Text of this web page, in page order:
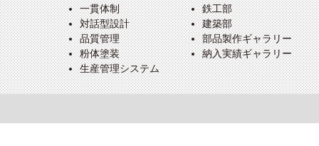
一貫体制
対話型設計
品質管理
粉体塗装
生産管理システム
鉄工部
建築部
部品製作ギャラリー
納入実績ギャラリー